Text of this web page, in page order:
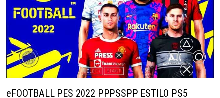
eFOOTBALL PES 2022 PPPSSPP ESTILO PS5